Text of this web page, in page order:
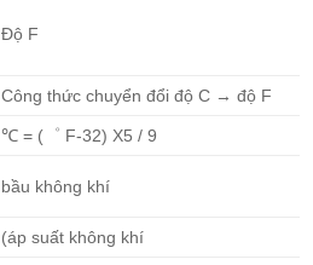
Độ F
Công thức chuyển đổi độ C → độ F
℃ = (゜ F-32) X5 / 9
bầu không khí
(áp suất không khí